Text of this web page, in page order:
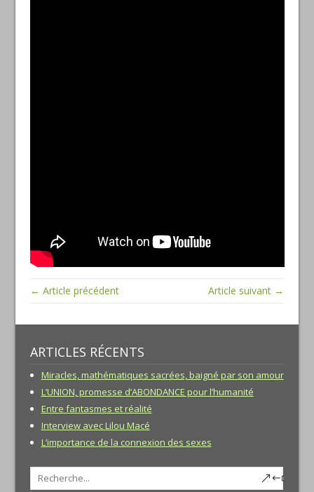
← Article précédent Article suivant →
ARTICLES RÉCENTS
Miracles, mathématiques sacrées, baigné par son amour
L’UNION, promesse d’ABONDANCE pour l’humanité
Entre fantasmes et réalité
Interview avec Lilou Macé
L’importance de la connexion des sexes